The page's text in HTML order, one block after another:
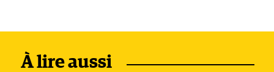
À lire aussi